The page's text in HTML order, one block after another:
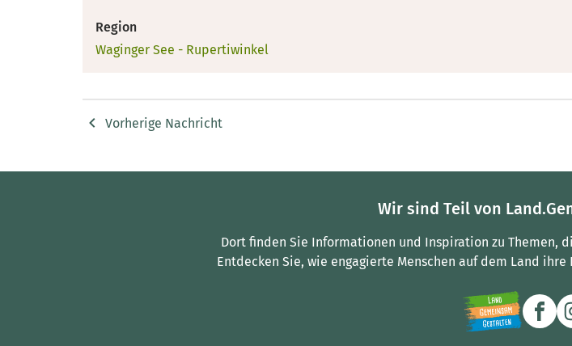
Region
Waginger See - Rupertiwinkel
Vorherige Nachricht
Wir sind Teil von
Dort finden Sie Informationen und Inspiration zu Themen,
Entdecken Sie, wie engagierte Menschen auf dem Land